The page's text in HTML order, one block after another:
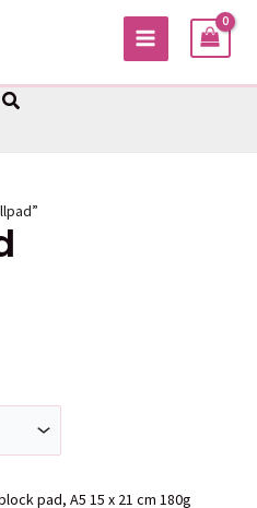
MAIN
Sök